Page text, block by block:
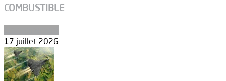
COMBUSTIBLE
17 juillet 2026